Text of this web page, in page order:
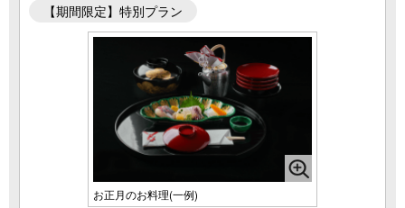
【期間限定】特別プラン
お正月のお料理(一例)